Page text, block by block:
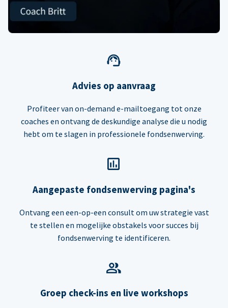
Advies op aanvraag
Profiteer van on-demand e-mailtoegang tot onze
coaches en ontvang de deskundige analyse die u nodig
hebt om te slagen in professionele fondsenwerving.
Aangepaste fondsenwerving pagina's
Ontvang een een-op-een consult om uw strategie vast
te stellen en mogelijke obstakels voor succes bij
fondsenwerving te identificeren.
Groep check-ins en live workshops